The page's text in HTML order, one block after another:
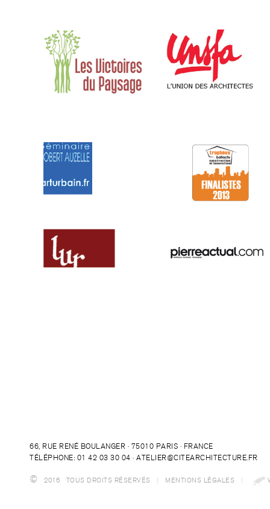
66, RUE RENÉ BOULANGER · 75010 PARIS · FRANCE
TÉLÉPHONE: 01 42 03 30 04 · ATELIER@CITEARCHITECTURE.FR
© 2016 TOUS DROITS RÉSERVÉS MENTIONS LÉGALES